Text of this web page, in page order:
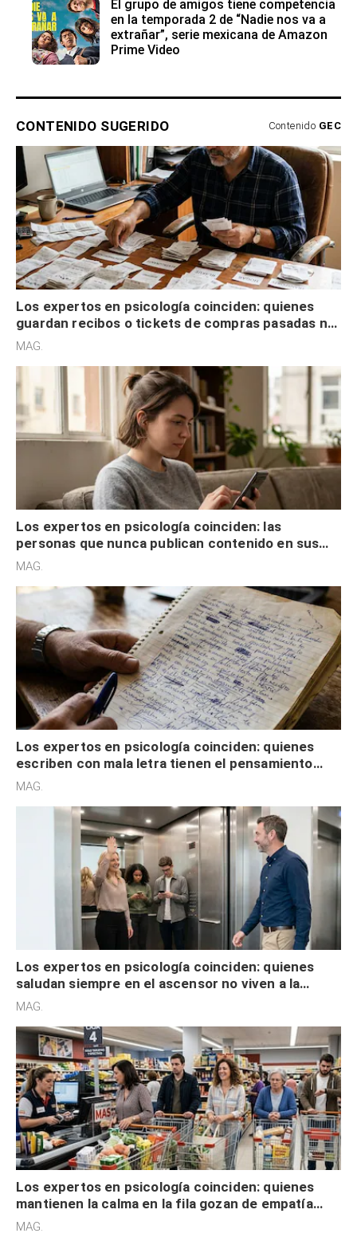
El grupo de amigos tiene competencia
en la temporada 2 de “Nadie nos va a
extrañar”, serie mexicana de Amazon
Prime Video
CONTENIDO SUGERIDO Contenido GEC
Los expertos en psicología coinciden: quienes
guardan recibos o tickets de compras pasadas no
son acumuladores, sino que tienen necesidad de
MAG.
Los expertos en psicología coinciden: las
personas que nunca publican contenido en sus
redes sociales no pretenden buscar validación
MAG.
Los expertos en psicología coinciden: quienes
escriben con mala letra tienen el pensamiento
acelerado y no lo hacen por desinterés
MAG.
Los expertos en psicología coinciden: quienes
saludan siempre en el ascensor no viven a la
defensiva y tienen apertura social
MAG.
Los expertos en psicología coinciden: quienes
mantienen la calma en la fila gozan de empatía
cognitiva, gratitud y no solo tienen autocontrol
MAG.